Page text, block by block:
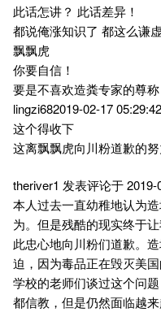
此话怎讲？ 此话差异！
都说俺涨知识了 都这么谦
飘飘虎
你要自信！
要是不喜欢造粪专家的尊
lingzi682019-02-17
这个得收下
这离飘飘虎向川粉道歉的
theriver1 发表评论于 2019-
本人过去一直幼稚地认为
为。但是残酷的现实终于
此忠心地向川粉们道歉。
迫，因为毒品正在毁灭美
学校的老师们谈过这个问
都信教，但是仍然面临越